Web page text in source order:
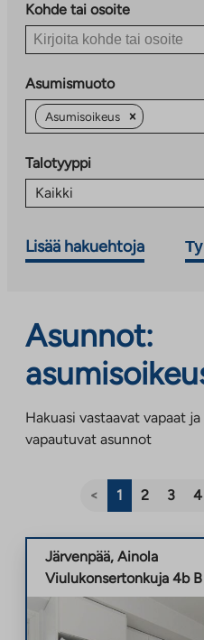
Kohde tai osoite
Asumismuoto
Asumisoikeus
Talotyyppi
Kaikki
Lisää hakuehtoja
Asunnot:
Hakuasi vastaavat vapaat ja
vapautuvat asunnot
< 1 2 3 4
Järvenpää, Ainola
Viulukonsertonkuja 4b